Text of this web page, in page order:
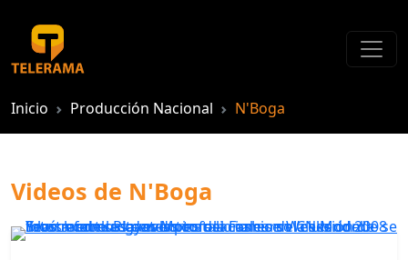
Inicio Producción Nacional N'Boga
Videos de N'Boga